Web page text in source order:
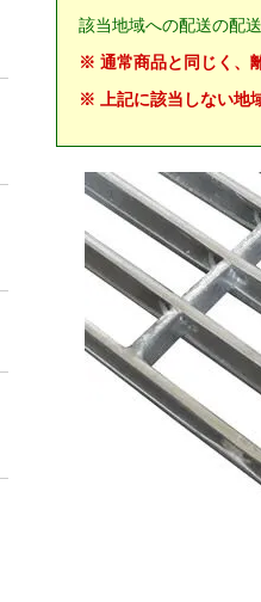
該当地域への配送の配
※ 通常商品と同じく、
※ 上記に該当しない地